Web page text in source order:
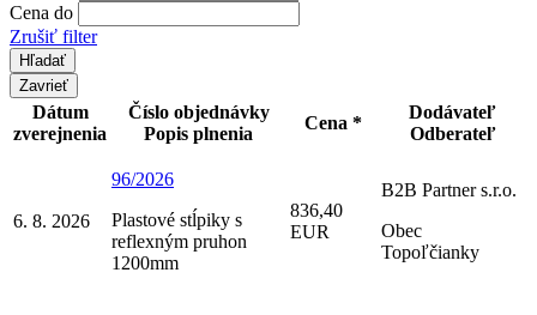
Cena do
Zrušiť filter
Zavrieť
Dátum
zverejnenia
Číslo objednávky
Popis plnenia
Cena *
Dodávateľ
Odberateľ
6. 8. 2026
96/2026
Plastové stĺpiky s
reflexným pruhon
1200mm
836,40
EUR
B2B Partner s.r.o.
Obec
Topoľčianky